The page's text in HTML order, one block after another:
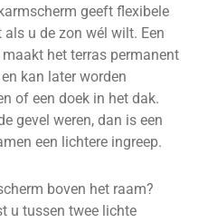
geeft flexibele
u de zon wél wilt. Een
het terras permanent
kan later worden
of een doek in het dak.
gevel weren, dan is een
een lichtere ingreep.
boven het raam?
u tussen twee lichte